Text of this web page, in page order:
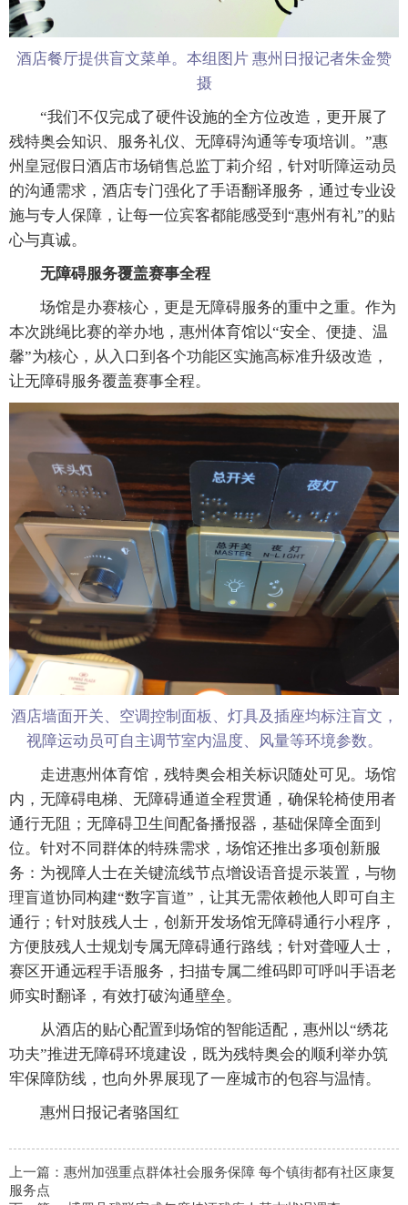
酒店餐厅提供盲文菜单。本组图片 惠州日报记者朱金赞
摄
“我们不仅完成了硬件设施的全方位改造，更开展了
残特奥会知识、服务礼仪、无障碍沟通等专项培训。”惠
州皇冠假日酒店市场销售总监丁莉介绍，针对听障运动员
的沟通需求，酒店专门强化了手语翻译服务，通过专业设
施与专人保障，让每一位宾客都能感受到“惠州有礼”的贴
心与真诚。
无障碍服务覆盖赛事全程
场馆是办赛核心，更是无障碍服务的重中之重。作为
本次跳绳比赛的举办地，惠州体育馆以“安全、便捷、温
馨”为核心，从入口到各个功能区实施高标准升级改造，
让无障碍服务覆盖赛事全程。
酒店墙面开关、空调控制面板、灯具及插座均标注盲文，
视障运动员可自主调节室内温度、风量等环境参数。
走进惠州体育馆，残特奥会相关标识随处可见。场馆
内，无障碍电梯、无障碍通道全程贯通，确保轮椅使用者
通行无阻；无障碍卫生间配备播报器，基础保障全面到
位。针对不同群体的特殊需求，场馆还推出多项创新服
务：为视障人士在关键流线节点增设语音提示装置，与物
理盲道协同构建“数字盲道”，让其无需依赖他人即可自主
通行；针对肢残人士，创新开发场馆无障碍通行小程序，
方便肢残人士规划专属无障碍通行路线；针对聋哑人士，
赛区开通远程手语服务，扫描专属二维码即可呼叫手语老
师实时翻译，有效打破沟通壁垒。
从酒店的贴心配置到场馆的智能适配，惠州以“绣花
功夫”推进无障碍环境建设，既为残特奥会的顺利举办筑
牢保障防线，也向外界展现了一座城市的包容与温情。
惠州日报记者骆国红
上一篇： 惠州加强重点群体社会服务保障 每个镇街都有社区康复
服务点